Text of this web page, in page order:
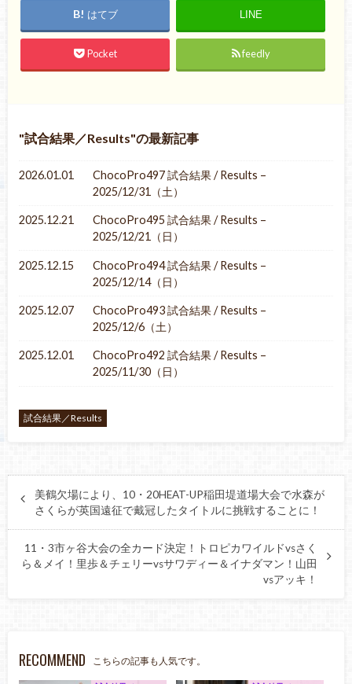
はてブ LINE
Pocket feedly
試合結果／Results の最新記事
2026.01.01
ChocoPro497 試合結果 / Results –
2025/12/31（土）
2025.12.21
ChocoPro495 試合結果 / Results –
2025/12/21（日）
2025.12.15
ChocoPro494 試合結果 / Results –
2025/12/14（日）
2025.12.07
ChocoPro493 試合結果 / Results –
2025/12/6（土）
2025.12.01
ChocoPro492 試合結果 / Results –
2025/11/30（日）
試合結果／Results
美鶴欠場により、10・20HEAT-UP稲田堤道場大会で水森が
さくらが英国遠征で戴冠したタイトルに挑戦することに！
11・3市ヶ谷大会の全カード決定！トロピカワイルドvsさく
ら＆メイ！里歩＆チェリーvsサワディー＆イナダマン！山田
vsアッキ！
RECOMMEND こちらの記事も人気です。